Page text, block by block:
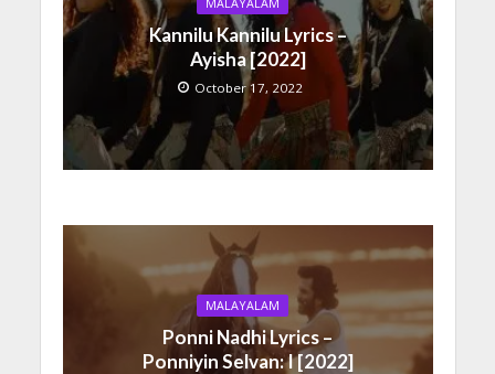
MALAYALAM
Kannilu Kannilu Lyrics –
Ayisha [2022]
October 17, 2022
MALAYALAM
Ponni Nadhi Lyrics –
Ponniyin Selvan: I [2022]